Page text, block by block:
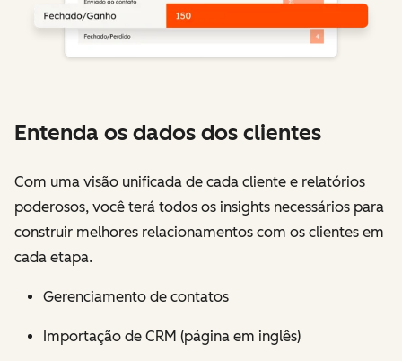
Entenda os dados dos clientes
Com uma visão unificada de cada cliente e relatórios
poderosos, você terá todos os insights necessários para
construir melhores relacionamentos com os clientes em
cada etapa.
Gerenciamento de contatos
Importação de CRM (página em inglês)